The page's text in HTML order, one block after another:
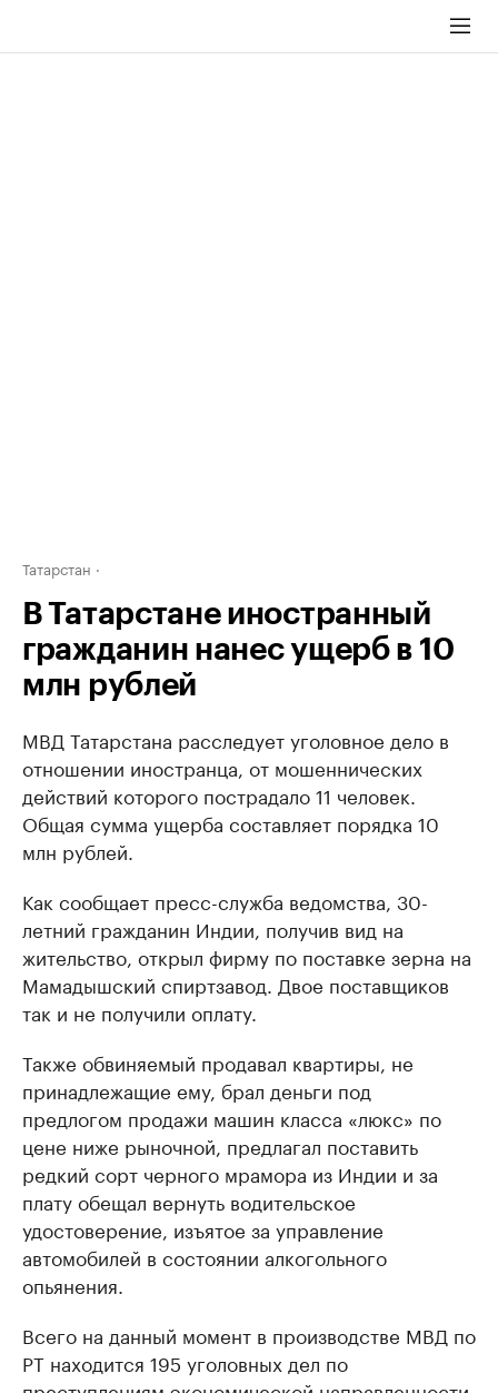
Татарстан
В Татарстане иностранный
гражданин нанес ущерб в 10
млн рублей
МВД Татарстана расследует уголовное дело в
отношении иностранца, от мошеннических
действий которого пострадало 11 человек.
Общая сумма ущерба составляет порядка 10
млн рублей.
Как сообщает пресс-служба ведомства, 30-
летний гражданин Индии, получив вид на
жительство, открыл фирму по поставке зерна на
Мамадышский спиртзавод. Двое поставщиков
так и не получили оплату.
Также обвиняемый продавал квартиры, не
принадлежащие ему, брал деньги под
предлогом продажи машин класса «люкс» по
цене ниже рыночной, предлагал поставить
редкий сорт черного мрамора из Индии и за
плату обещал вернуть водительское
удостоверение, изъятое за управление
автомобилей в состоянии алкогольного
опьянения.
Всего на данный момент в производстве МВД по
РТ находится 195 уголовных дел по